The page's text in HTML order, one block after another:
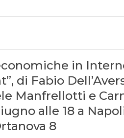
in
di Fabio
Manfrellotti e
alle 18 a
8